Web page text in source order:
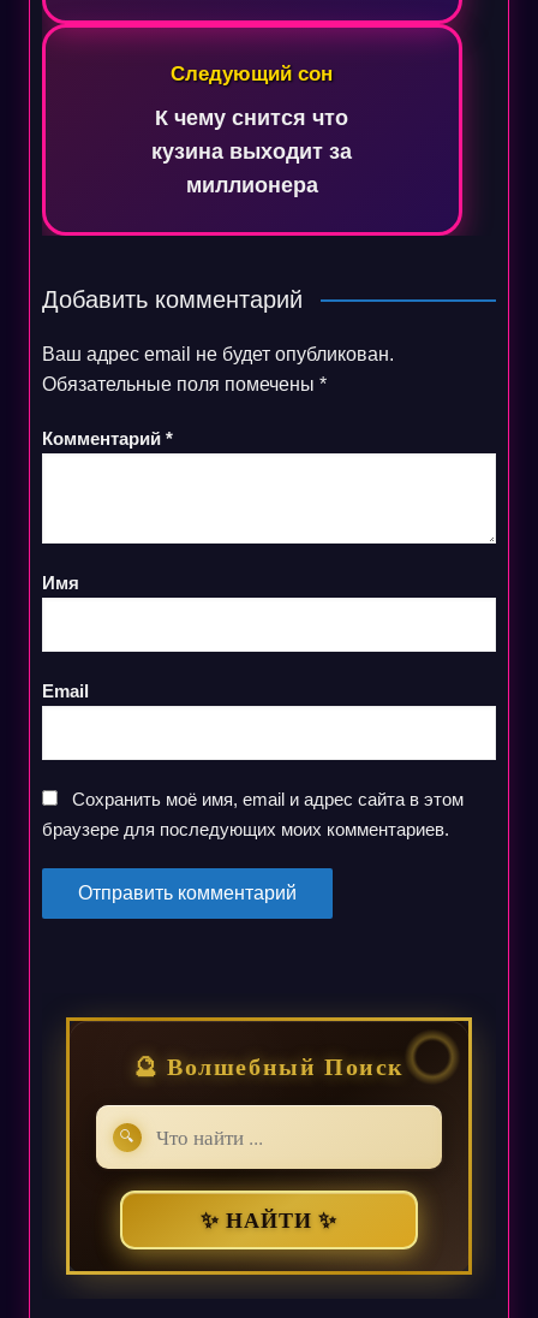
Следующий сон
К чему снится что
кузина выходит за
миллионера
Добавить комментарий
Ваш адрес email не будет опубликован.
Обязательные поля помечены *
Комментарий *
Имя
Email
Сохранить моё имя, email и адрес сайта в этом
браузере для последующих моих комментариев.
🔮 Волшебный Поиск
🔍
✨ НАЙТИ ✨